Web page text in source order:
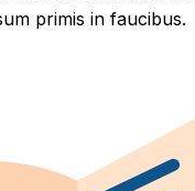
primis in faucibus.